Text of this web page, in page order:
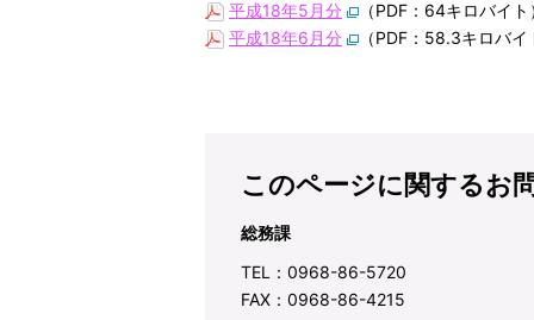
平成18年5月分
（PDF：64キロバイト
平成18年6月分
（PDF：58.3キロバイ
このページに関するお
総務課
TEL：0968-86-5720
FAX：0968-86-4215